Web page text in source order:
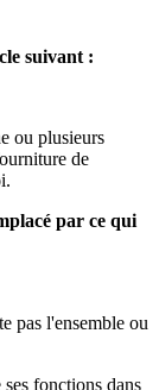
suivant :
ou plusieurs
de
par ce qui
pas l'ensemble ou
fonctions dans